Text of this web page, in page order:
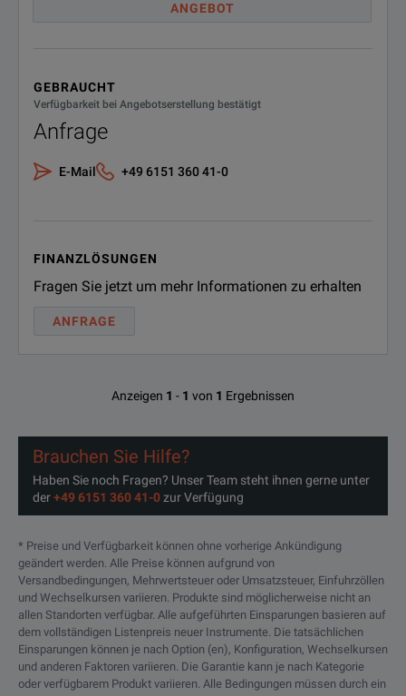
ANGEBOT
GEBRAUCHT
Verfügbarkeit bei Angebotserstellung bestätigt
Anfrage
E-Mail +49 6151 360 41-0
FINANZLÖSUNGEN
Fragen Sie jetzt um mehr Informationen zu erhalten
ANFRAGE
Anzeigen 1 - 1 von 1 Ergebnissen
Brauchen Sie Hilfe?
Haben Sie noch Fragen? Unser Team steht ihnen gerne unter
der+49 6151 360 41-0zur Verfügung
* Preise und Verfügbarkeit können ohne vorherige Ankündigung
geändert werden. Alle Preise können aufgrund von
Versandbedingungen, Mehrwertsteuer oder Umsatzsteuer, Einfuhrzöllen
und Wechselkursen variieren. Produkte sind möglicherweise nicht an
allen Standorten verfügbar. Alle aufgeführten Einsparungen basieren auf
dem vollständigen Listenpreis neuer Instrumente. Die tatsächlichen
Einsparungen können je nach Option (en), Konfiguration, Wechselkursen
und anderen Faktoren variieren. Die Garantie kann je nach Kategorie
oder verfügbarem Produkt variieren. Alle Bedingungen müssen durch ein